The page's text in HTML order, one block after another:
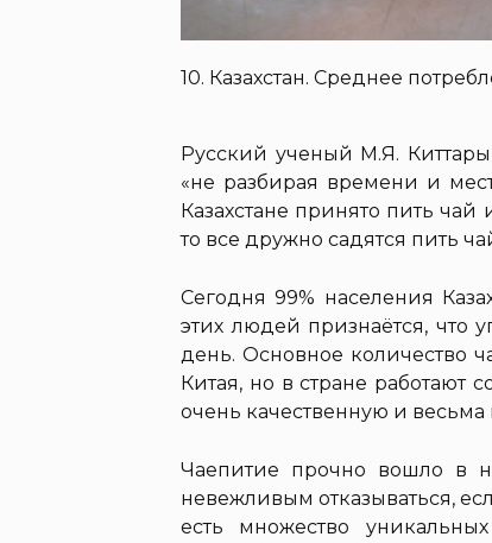
10. Казахстан. Среднее
Русский ученый М.Я.
«не разбирая времени и
Казахстане принято пить
то все дружно садятся пить
Сегодня 99% населения
этих людей признаётся, что
день. Основное количество
Китая, но в стране работают
очень качественную и
Чаепитие прочно вошло в
невежливым отказываться,
есть множество